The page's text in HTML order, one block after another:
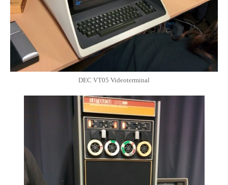
DEC VT05 Videoterminal